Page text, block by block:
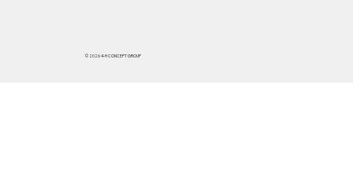
© 2026 4-H CONCEPT GROUP